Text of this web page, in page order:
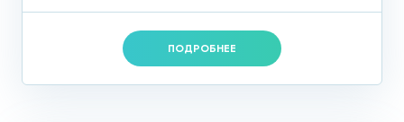
ПОДРОБНЕЕ